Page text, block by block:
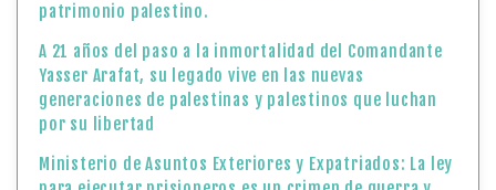
patrimonio palestino.
A 21 años del paso a la inmortalidad del Comandante
Yasser Arafat, su legado vive en las nuevas
generaciones de palestinas y palestinos que luchan
por su libertad
Ministerio de Asuntos Exteriores y Expatriados: La ley